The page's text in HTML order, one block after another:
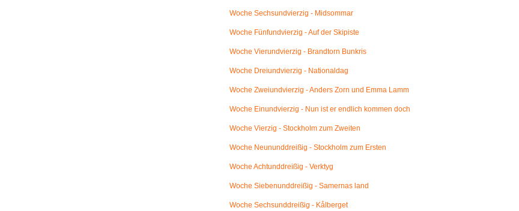
Woche Sechsundvierzig - Midsommar
Woche Fünfundvierzig - Auf der Skipiste
Woche Vierundvierzig - Brandtorn Bunkris
Woche Dreiundvierzig - Nationaldag
Woche Zweiundvierzig - Anders Zorn und Emma Lamm
Woche Einundvierzig - Nun ist er endlich kommen doch
Woche Vierzig - Stockholm zum Zweiten
Woche Neununddreißig - Stockholm zum Ersten
Woche Achtunddreißig - Verktyg
Woche Siebenunddreißig - Samernas land
Woche Sechsunddreißig - Kålberget